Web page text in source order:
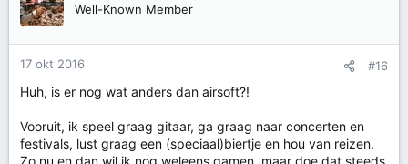
Well-Known Member
17 okt 2016 #16
Huh, is er nog wat anders dan airsoft?!
Vooruit, ik speel graag gitaar, ga graag naar concerten en
festivals, lust graag een (speciaal)biertje en hou van reizen.
Zo nu en dan wil ik nog weleens gamen, maar doe dat steeds